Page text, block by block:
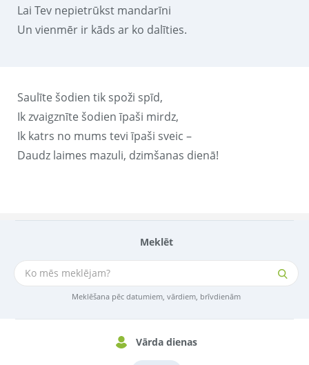
Meklēt
Meklēšana pēc datumiem, vārdiem, brīvdienām
Vārda dienas
Lai Tev nepietrūkst mandarīni
Un vienmēr ir kāds ar ko dalīties.
Saulīte šodien tik spoži spīd,
Ik zvaigznīte šodien īpaši mirdz,
Ik katrs no mums tevi īpaši sveic –
Daudz laimes mazuli, dzimšanas dienā!